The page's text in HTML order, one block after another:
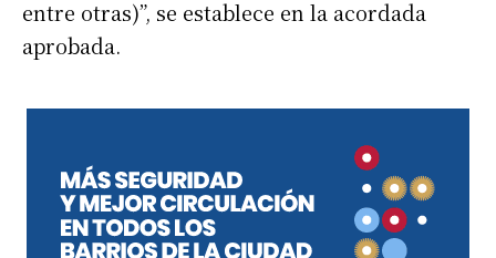
entre otras)”, se establece en la acordada
aprobada.